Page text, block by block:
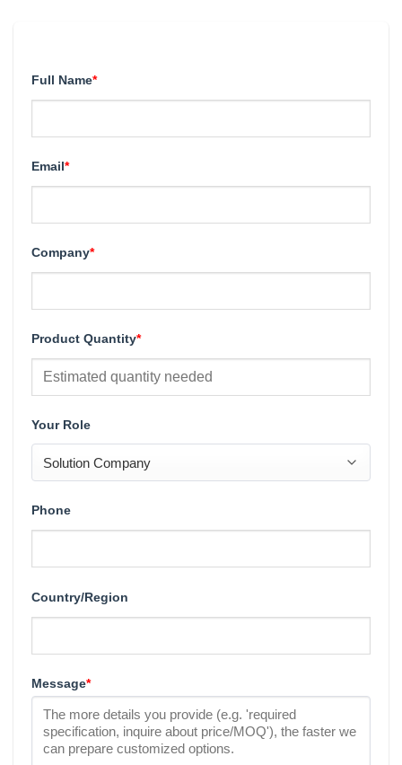
Full Name*
Email*
Company*
Product Quantity*
Your Role
Phone
Country/Region
Message*